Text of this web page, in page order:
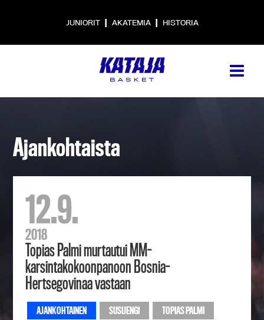
JUNIORIT | AKATEMIA | HISTORIA
Ajankohtaista
12.9.
2018
Topias Palmi murtautui MM-
karsintakokoonpanoon Bosnia-
Hertsegovinaa vastaan
AJANKOHTAINEN SUSIJENGI TOPIAS PALMI